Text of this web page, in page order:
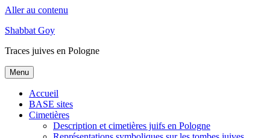
Aller au contenu
Shabbat Goy
Traces juives en Pologne
Menu
Accueil
BASE sites
Cimetières
Description et cimetières juifs en Pologne